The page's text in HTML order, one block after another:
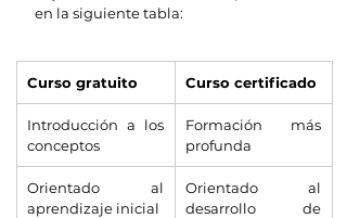
en la siguiente tabla:
Curso gratuito Curso certificado
Introducción a los
conceptos
Formación más
profunda
Orientado al
aprendizaje inicial
Orientado al
desarrollo de